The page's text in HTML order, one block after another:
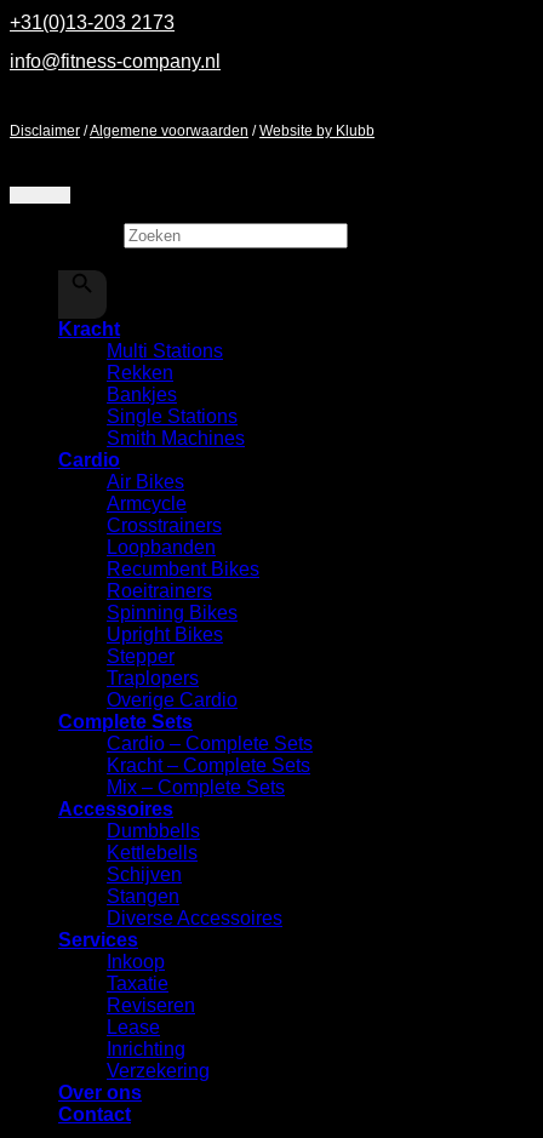
+31(0)13-203 2173
info@fitness-company.nl
Disclaimer /Algemene voorwaarden /Website by Klubb
Kracht
Multi Stations
Rekken
⁠Bankjes
Single Stations
Smith Machines
Cardio
Air Bikes
Armcycle
Crosstrainers
Loopbanden
Recumbent Bikes
Roeitrainers
Spinning Bikes
Upright Bikes
Stepper
Traplopers
Overige Cardio
Complete Sets
Cardio – Complete Sets
⁠Kracht – Complete Sets
Mix – Complete Sets
Accessoires
⁠Dumbbells
Kettlebells
⁠Schijven
Stangen
Diverse Accessoires
Services
Inkoop
Taxatie
Reviseren
Lease
Inrichting
Verzekering
Over ons
Contact